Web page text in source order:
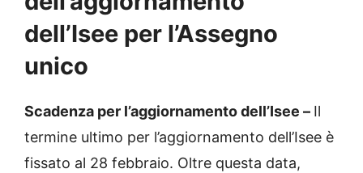
dell’Isee per l’Assegno
unico
Scadenza per l’aggiornamento dell’Isee – Il
termine ultimo per l’aggiornamento dell’Isee è
fissato al 28 febbraio. Oltre questa data,